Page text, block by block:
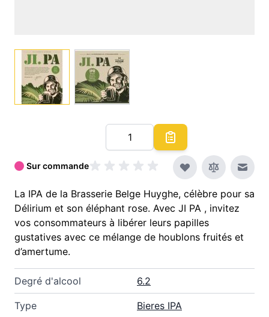
View larger imageView larger image
Sur commande
La IPA de la Brasserie Belge Huyghe, célèbre pour sa
Délirium et son éléphant rose. Avec JI PA , invitez
vos consommateurs à libérer leurs papilles
gustatives avec ce mélange de houblons fruités et
d’amertume.
Degré d'alcool 6.2
Type Bieres IPA
Quantité